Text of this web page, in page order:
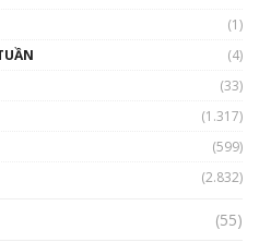
(1)
(4)
(33)
(1.317)
(599)
(2.832)
(55)